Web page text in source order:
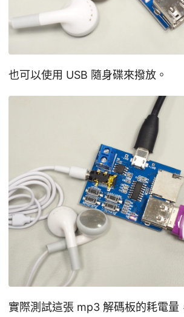
也可以使用 USB 隨身碟來撥放。
實際測試這張 mp3 解碼板的耗電量